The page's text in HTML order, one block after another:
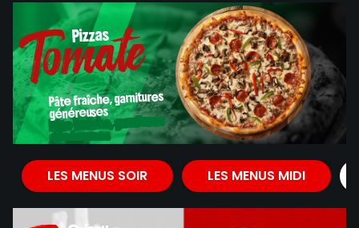
Pizzas
Pizzas
Tomate
Tomate
Pâte fraîche, garnitures
généreuses
Pâte fraîche, garnitures
généreuses
LES MENUS SOIR LES MENUS MIDI